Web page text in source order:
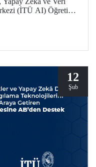
(İTÜ AI) Öğretim
Practices in
hak
12
Şub